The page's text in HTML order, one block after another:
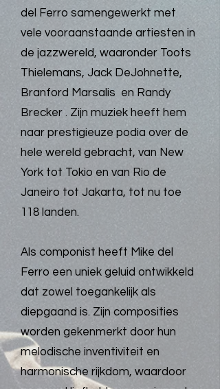
del Ferro samengewerkt met
vele vooraanstaande artiesten in
de jazzwereld, waaronder Toots
Thielemans, Jack DeJohnette,
Branford Marsalis en Randy
Brecker . Zijn muziek heeft hem
naar prestigieuze podia over de
hele wereld gebracht, van New
York tot Tokio en van Rio de
Janeiro tot Jakarta, tot nu toe
118 landen.
Als componist heeft Mike del
Ferro een uniek geluid ontwikkeld
dat zowel toegankelijk als
diepgaand is. Zijn composities
worden gekenmerkt door hun
melodische inventiviteit en
harmonische rijkdom, waardoor